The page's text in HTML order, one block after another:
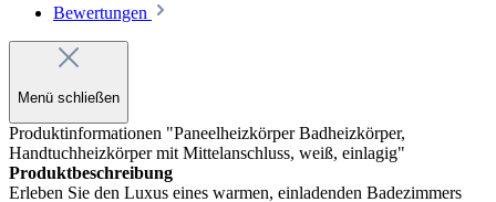
Bewertungen
Menü schließen
Produktinformationen "Paneelheizkörper Badheizkörper,
Handtuchheizkörper mit Mittelanschluss, weiß, einlagig"
Produktbeschreibung
Erleben Sie den Luxus eines warmen, einladenden Badezimmers